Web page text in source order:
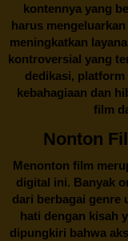
kontennya yang
harus mengeluarkan
meningkatkan
kontroversial yang
dedikasi,
kebahagiaan dan
film
Nonton
Menonton film
digital ini. Banyak
dari berbagai genre
hati dengan kisah
dipungkiri bahwa